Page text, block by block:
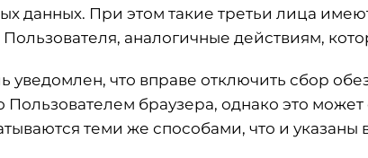
данных. При этом такие третьи лица
аналогичные действиям,
уведомлен, что вправе отключить сбор
Пользователем браузера, однако это
теми же способами, что и указаны